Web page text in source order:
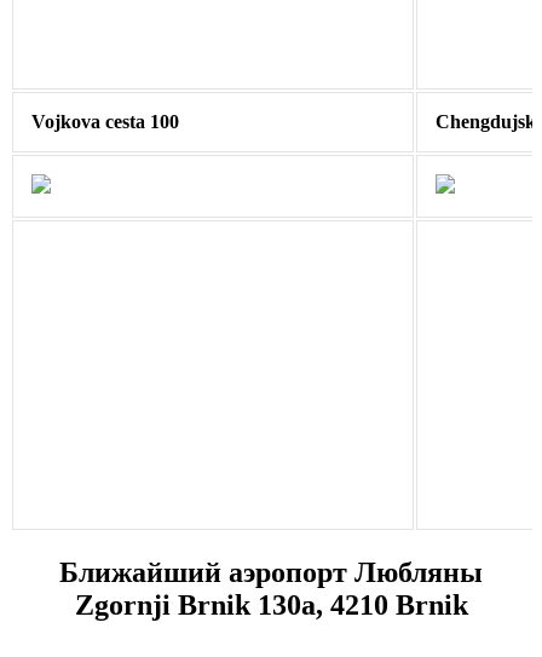
Vojkova cesta 100
Ближайший аэропорт Любляны
Zgornji Brnik 130a, 4210 Brnik